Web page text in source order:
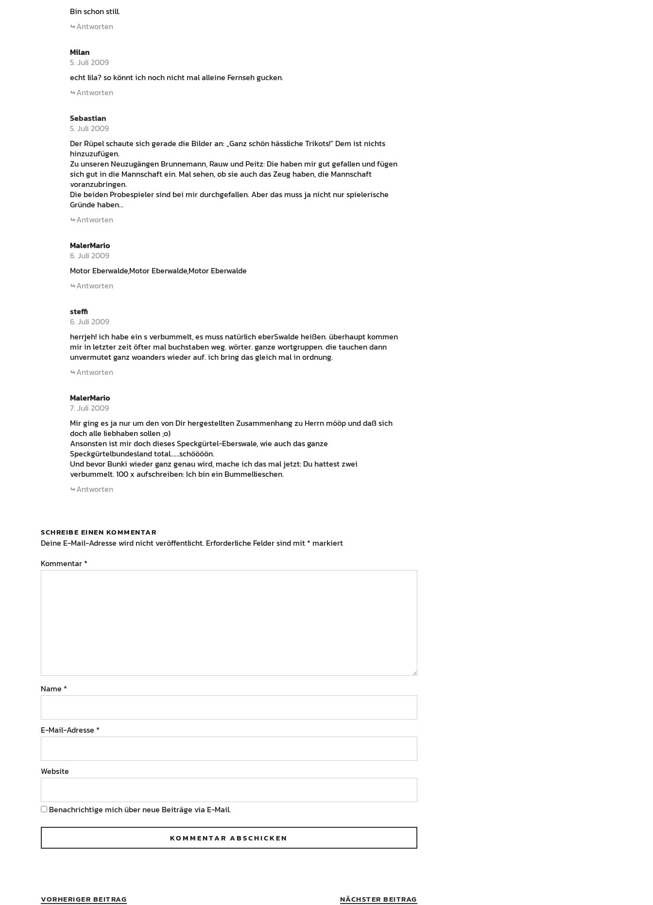
Bin schon still.
Antworten
Milan
5. Juli 2009
echt lila? so könnt ich noch nicht mal alleine Fernseh gucken.
Antworten
Sebastian
5. Juli 2009
Der Rüpel schaute sich gerade die Bilder an: „Ganz schön hässliche Trikots!“ Dem ist nichts
hinzuzufügen.
Zu unseren Neuzugängen Brunnemann, Rauw und Peitz: Die haben mir gut gefallen und fügen
sich gut in die Mannschaft ein. Mal sehen, ob sie auch das Zeug haben, die Mannschaft
voranzubringen.
Die beiden Probespieler sind bei mir durchgefallen. Aber das muss ja nicht nur spielerische
Gründe haben…
Antworten
MalerMario
6. Juli 2009
Motor Eberwalde,Motor Eberwalde,Motor Eberwalde
Antworten
steffi
6. Juli 2009
herrjeh! ich habe ein s verbummelt, es muss natürlich eberSwalde heißen. überhaupt kommen
mir in letzter zeit öfter mal buchstaben weg. wörter. ganze wortgruppen. die tauchen dann
unvermutet ganz woanders wieder auf. ich bring das gleich mal in ordnung.
Antworten
MalerMario
7. Juli 2009
Mir ging es ja nur um den von Dir hergestellten Zusammenhang zu Herrn mööp und daß sich
doch alle liebhaben sollen ;o)
Ansonsten ist mir doch dieses Speckgürtel-Eberswale, wie auch das ganze
Speckgürtelbundesland total……schöööön.
Und bevor Bunki wieder ganz genau wird, mache ich das mal jetzt: Du hattest zwei
verbummelt. 100 x aufschreiben: Ich bin ein Bummellieschen.
Antworten
SCHREIBE EINEN KOMMENTAR
Deine E-Mail-Adresse wird nicht veröffentlicht. Erforderliche Felder sind mit * markiert
Kommentar *
Name *
E-Mail-Adresse *
Website
Benachrichtige mich über neue Beiträge via E-Mail.
VORHERIGER BEITRAG NÄCHSTER BEITRAG